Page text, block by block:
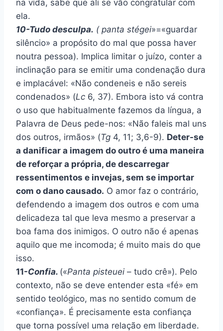
na vida, sabe que ali se vão congratular com
ela.
10-Tudo desculpa. ( panta stégei»=«guardar
silêncio» a propósito do mal que possa haver
noutra pessoa). Implica limitar o juízo, conter a
inclinação para se emitir uma condenação dura
e implacável: «Não condeneis e não sereis
condenados» (Lc 6, 37). Embora isto vá contra
o uso que habitualmente fazemos da língua, a
Palavra de Deus pede-nos: «Não faleis mal uns
dos outros, irmãos» (Tg 4, 11; 3,6-9). Deter-se
a danificar a imagem do outro é uma maneira
de reforçar a própria, de descarregar
ressentimentos e invejas, sem se importar
com o dano causado. O amor faz o contrário,
defendendo a imagem dos outros e com uma
delicadeza tal que leva mesmo a preservar a
boa fama dos inimigos. O outro não é apenas
aquilo que me incomoda; é muito mais do que
isso.
11-Confia. («Panta pisteuei – tudo crê»). Pelo
contexto, não se deve entender esta «fé» em
sentido teológico, mas no sentido comum de
«confiança». É precisamente esta confiança
que torna possível uma relação em liberdade.